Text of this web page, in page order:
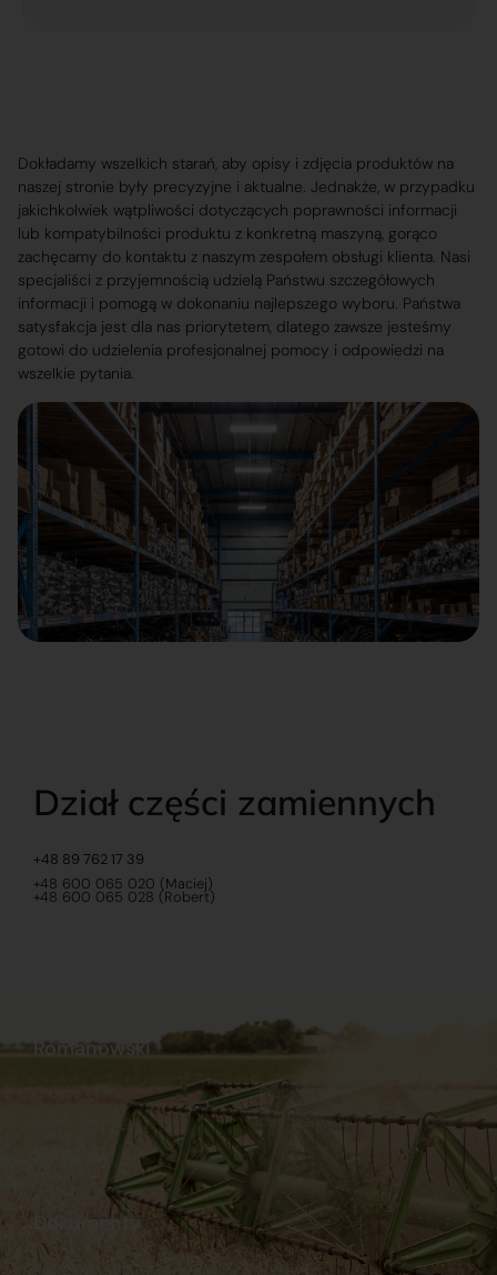
Dokładamy wszelkich starań, aby opisy i zdjęcia produktów na
naszej stronie były precyzyjne i aktualne. Jednakże, w przypadku
jakichkolwiek wątpliwości dotyczących poprawności informacji
lub kompatybilności produktu z konkretną maszyną, gorąco
zachęcamy do kontaktu z naszym zespołem obsługi klienta. Nasi
specjaliści z przyjemnością udzielą Państwu szczegółowych
informacji i pomogą w dokonaniu najlepszego wyboru. Państwa
satysfakcja jest dla nas priorytetem, dlatego zawsze jesteśmy
gotowi do udzielenia profesjonalnej pomocy i odpowiedzi na
wszelkie pytania.
Dział części zamiennych
+48 89 762 17 39
+48 600 065 020 (Maciej)
+48 600 065 028 (Robert)
Dokumenty
Regulamin Dostawy
Romanowski
Sklep internetowy
Praca
Ubezpieczenia